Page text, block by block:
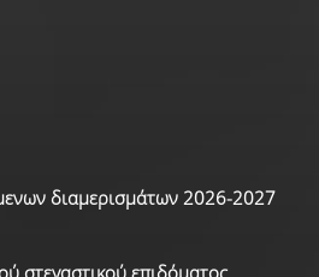
Δραστηριότητες
Νέαδιαμερισμάτων 2026-2027
στεγαστικού επιδόματος